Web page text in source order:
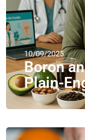
10/09/2025
Boron
Plain-